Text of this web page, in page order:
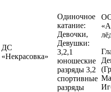
ДС
«Некрасовка»
Одиночное
катание:
Девочки,
Девушки:
3,2,1
юношеские
разряды 3,2
спортивные
разряды